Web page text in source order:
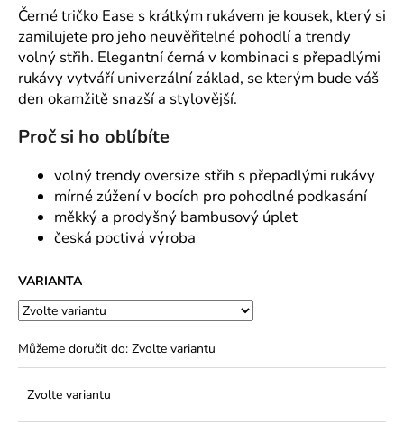
Černé tričko Ease s krátkým rukávem je kousek, který si
zamilujete pro jeho neuvěřitelné pohodlí a trendy
volný střih. Elegantní černá v kombinaci s přepadlými
rukávy vytváří univerzální základ, se kterým bude váš
den okamžitě snazší a stylovější.
Proč si ho oblíbíte
volný trendy oversize střih s přepadlými rukávy
mírné zúžení v bocích pro pohodlné podkasání
měkký a prodyšný bambusový úplet
česká poctivá výroba
VARIANTA
Můžeme doručit do: Zvolte variantu
Zvolte variantu
u
č
u
j
e
m
e